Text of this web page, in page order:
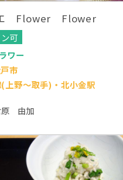
Flower Flower
可
ワー
市
上野～取手)・北小金駅
原 由加